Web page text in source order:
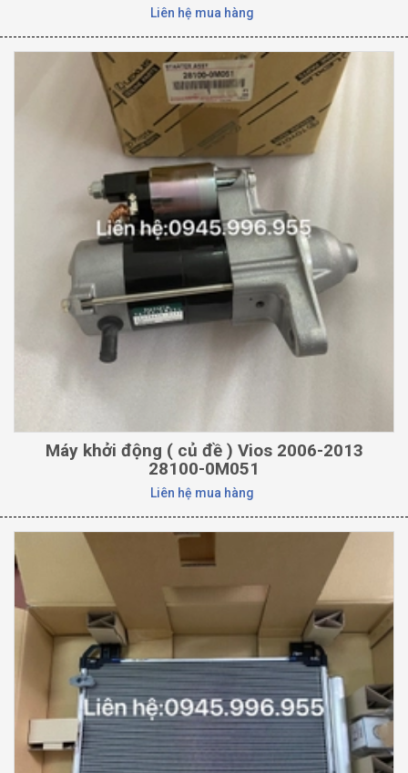
Liên hệ mua hàng
Máy khởi động ( củ đề ) Vios 2006-2013
28100-0M051
Liên hệ mua hàng